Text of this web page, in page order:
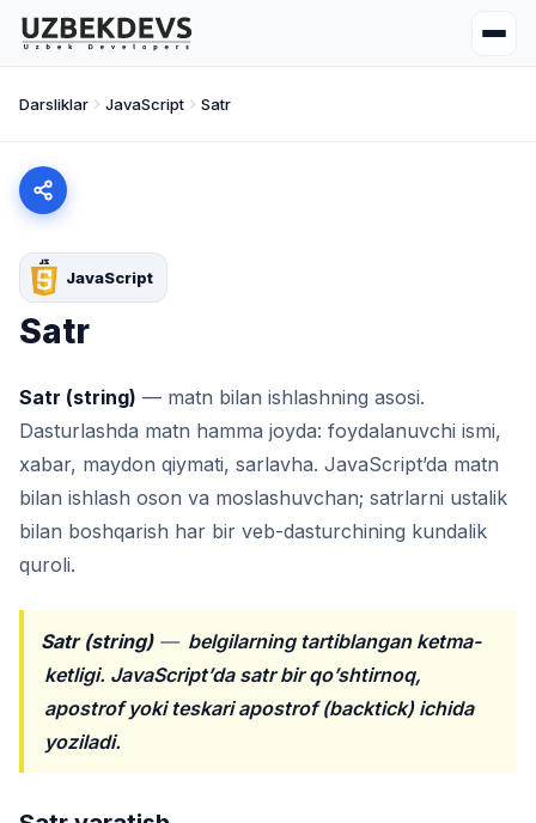
Darsliklar JavaScript Satr
JavaScript
Satr
Satr (string) — matn bilan ishlashning asosi.
Dasturlashda matn hamma joyda: foydalanuvchi ismi,
xabar, maydon qiymati, sarlavha. JavaScript’da matn
bilan ishlash oson va moslashuvchan; satrlarni ustalik
bilan boshqarish har bir veb-dasturchining kundalik
quroli.
Satr (string)— belgilarning tartiblangan ketma-
ketligi. JavaScript’da satr bir qo’shtirnoq,
apostrof yoki teskari apostrof (backtick) ichida
yoziladi.